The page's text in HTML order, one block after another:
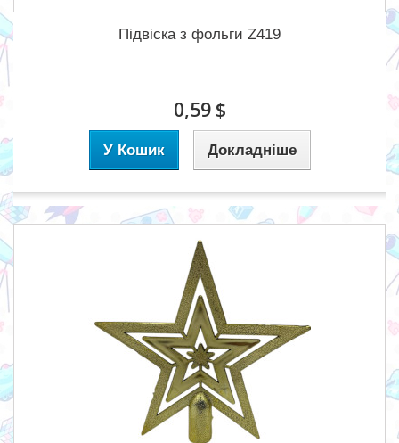
Підвіска з фольги Z419
0,59 $
У Кошик Докладніше